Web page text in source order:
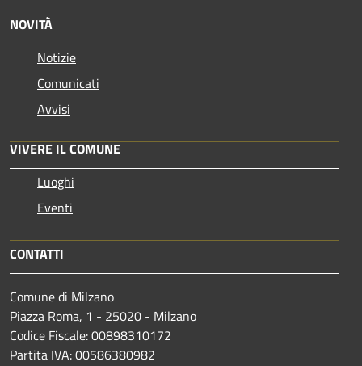
NOVITÀ
Notizie
Comunicati
Avvisi
VIVERE IL COMUNE
Luoghi
Eventi
CONTATTI
Comune di Milzano
Piazza Roma, 1 - 25020 - Milzano
Codice Fiscale: 00898310172
Partita IVA: 00586380982